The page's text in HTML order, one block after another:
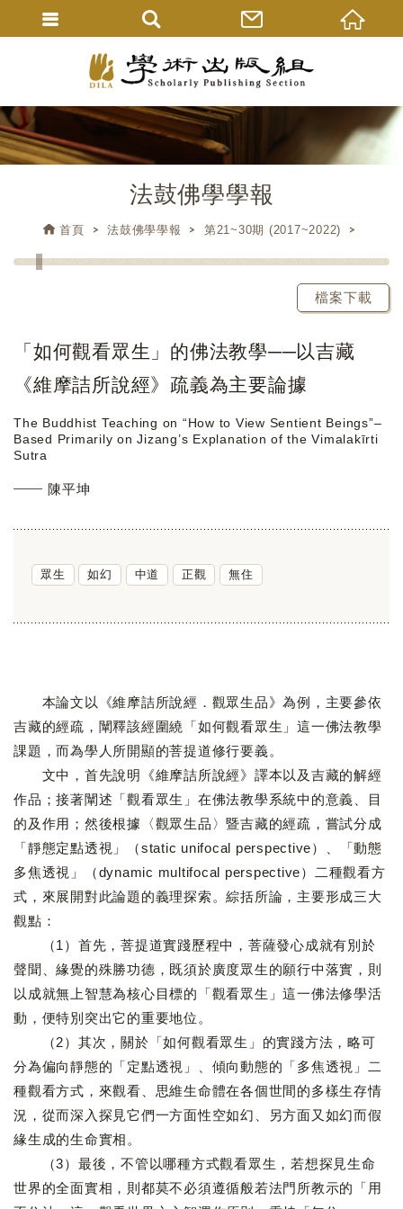
法鼓佛學學報
首頁 法鼓佛學學報 第21~30期 (2017~2022)
檔案下載
「如何觀看眾生」的佛法教學──以吉藏
《維摩詰所說經》疏義為主要論據
The Buddhist Teaching on “How to View Sentient Beings”–
Based Primarily on Jizang’s Explanation of the Vimalakīrti
Sutra
陳平坤
眾生 如幻 中道 正觀 無住
本論文以《維摩詰所說經．觀眾生品》為例，主要參依
吉藏的經疏，闡釋該經圍繞「如何觀看眾生」這一佛法教學
課題，而為學人所開顯的菩提道修行要義。
文中，首先說明《維摩詰所說經》譯本以及吉藏的解經
作品；接著闡述「觀看眾生」在佛法教學系統中的意義、目
的及作用；然後根據〈觀眾生品〉暨吉藏的經疏，嘗試分成
「靜態定點透視」（static unifocal perspective）、「動態
多焦透視」（dynamic multifocal perspective）二種觀看方
式，來展開對此論題的義理探索。綜括所論，主要形成三大
觀點：
（1）首先，菩提道實踐歷程中，菩薩發心成就有別於
聲聞、緣覺的殊勝功德，既須於廣度眾生的願行中落實，則
以成就無上智慧為核心目標的「觀看眾生」這一佛法修學活
動，便特別突出它的重要地位。
（2）其次，關於「如何觀看眾生」的實踐方法，略可
分為偏向靜態的「定點透視」、傾向動態的「多焦透視」二
種觀看方式，來觀看、思維生命體在各個世間的多樣生存情
況，從而深入探見它們一方面性空如幻、另方面又如幻而假
緣生成的生命實相。
（3）最後，不管以哪種方式觀看眾生，若想探見生命
世界的全面實相，則都莫不必須遵循般若法門所教示的「用